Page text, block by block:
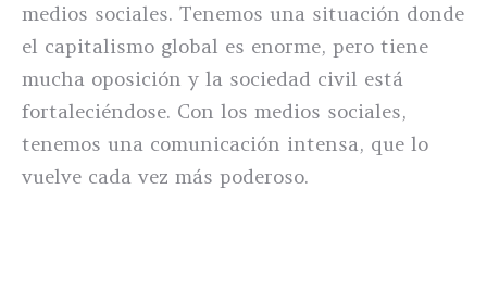
medios sociales. Tenemos una situación donde
el capitalismo global es enorme, pero tiene
mucha oposición y la sociedad civil está
fortaleciéndose. Con los medios sociales,
tenemos una comunicación intensa, que lo
vuelve cada vez más poderoso.